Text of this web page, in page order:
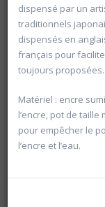
dispensé par un
traditionnels
dispensés en
français pour
toujours proposées.
Matériel : encre
l’encre, pot de
pour empêcher le
l’encre et l’eau.